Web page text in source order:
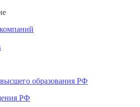
образования РФ
РФ